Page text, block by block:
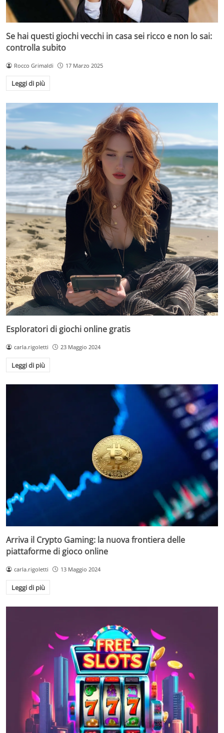
Se hai questi giochi vecchi in casa sei ricco e non lo sai:
controlla subito
Rocco Grimaldi 17 Marzo 2025
Leggi di più
Esploratori di giochi online gratis
carla.rigoletti 23 Maggio 2024
Leggi di più
Arriva il Crypto Gaming: la nuova frontiera delle
piattaforme di gioco online
carla.rigoletti 13 Maggio 2024
Leggi di più